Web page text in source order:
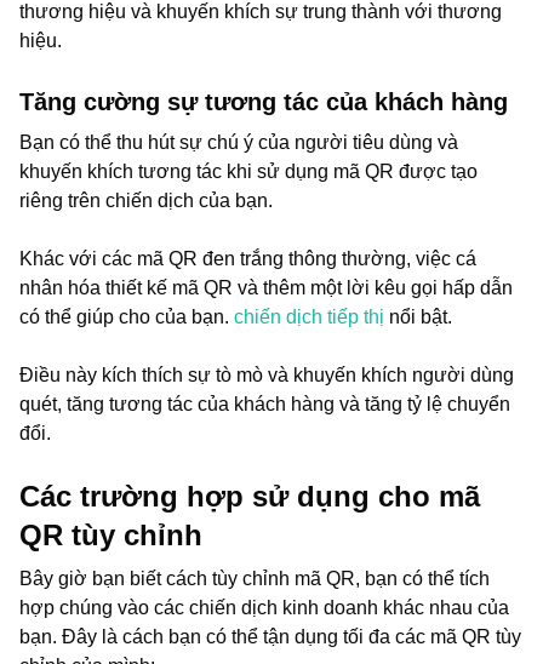
thương hiệu và khuyến khích sự trung thành với thương
hiệu.
Tăng cường sự tương tác của khách hàng
Bạn có thể thu hút sự chú ý của người tiêu dùng và
khuyến khích tương tác khi sử dụng mã QR được tạo
riêng trên chiến dịch của bạn.
Khác với các mã QR đen trắng thông thường, việc cá
nhân hóa thiết kế mã QR và thêm một lời kêu gọi hấp dẫn
có thể giúp cho của bạn. chiến dịch tiếp thị nổi bật.
Điều này kích thích sự tò mò và khuyến khích người dùng
quét, tăng tương tác của khách hàng và tăng tỷ lệ chuyển
đổi.
Các trường hợp sử dụng cho mã
QR tùy chỉnh
Bây giờ bạn biết cách tùy chỉnh mã QR, bạn có thể tích
hợp chúng vào các chiến dịch kinh doanh khác nhau của
bạn. Đây là cách bạn có thể tận dụng tối đa các mã QR tùy